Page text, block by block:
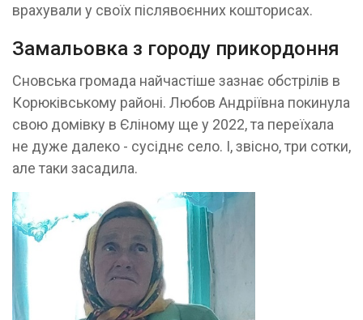
врахували у своїх післявоєнних кошторисах.
Замальовка з городу прикордоння
Сновська громада найчастіше зазнає обстрілів в
Корюківському районі. Любов Андріївна покинула
свою домівку в Єліному ще у 2022, та переїхала
не дуже далеко - сусіднє село. І, звісно, три сотки,
але таки засадила.